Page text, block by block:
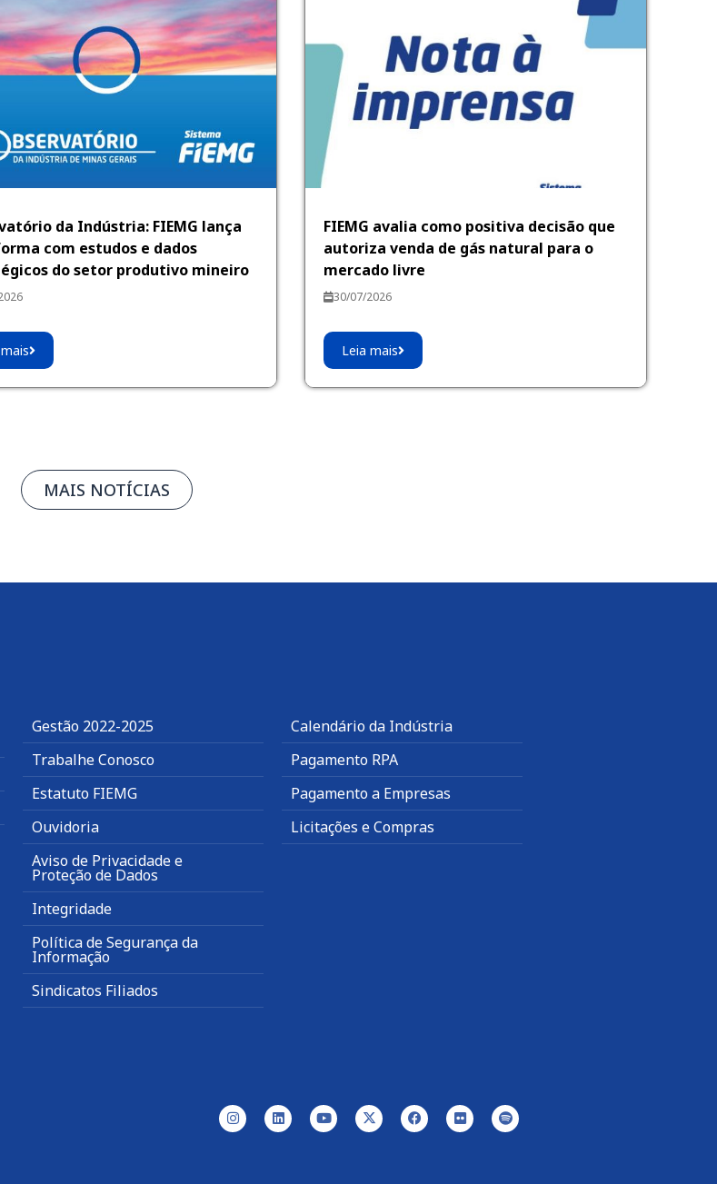
da Indústria: FIEMG lança
com estudos e dados
do setor produtivo mineiro
FIEMG avalia como positiva decisão que
autoriza venda de gás natural para o
mercado livre
30/07/2026
Leia mais
MAIS NOTÍCIAS
Gestão 2022-2025
Trabalhe Conosco
Estatuto FIEMG
Ouvidoria
Aviso de Privacidade e
Proteção de Dados
Integridade
Política de Segurança da
Informação
Sindicatos Filiados
Calendário da Indústria
Pagamento RPA
Pagamento a Empresas
Licitações e Compras